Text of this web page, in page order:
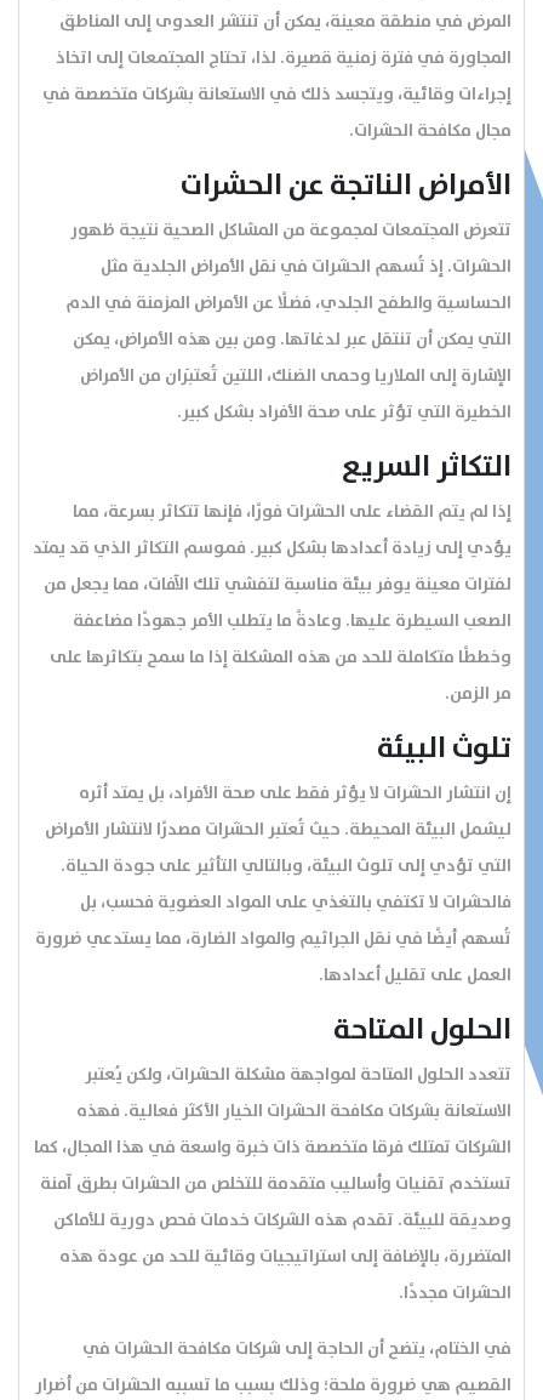
المرض في منطقة معينة، يمكن أن تنتشر العدوى إلى المناطق
المجاورة في فترة زمنية قصيرة. لذا، تحتاج المجتمعات إلى اتخاذ
إجراءات وقائية، ويتجسد ذلك في الاستعانة بشركات متخصصة في
مجال مكافحة الحشرات.
الأمراض الناتجة عن الحشرات
تتعرض المجتمعات لمجموعة من المشاكل الصحية نتيجة ظهور
الحشرات. إذ تُسهم الحشرات في نقل الأمراض الجلدية مثل
الحساسية والطفح الجلدي، فضلًا عن الأمراض المزمنة في الدم
التي يمكن أن تنتقل عبر لدغاتها. ومن بين هذه الأمراض، يمكن
الإشارة إلى الملاريا وحمى الضنك، اللتين تُعتبَران من الأمراض
الخطيرة التي تؤثر على صحة الأفراد بشكل كبير.
التكاثر السريع
إذا لم يتم القضاء على الحشرات فورًا، فإنها تتكاثر بسرعة، مما
يؤدي إلى زيادة أعدادها بشكل كبير. فموسم التكاثر الذي قد يمتد
لفترات معينة يوفر بيئة مناسبة لتفشي تلك الآفات، مما يجعل من
الصعب السيطرة عليها. وعادةً ما يتطلب الأمر جهودًا مضاعفة
وخططًا متكاملة للحد من هذه المشكلة إذا ما سمح بتكاثرها على
مر الزمن.
تلوث البيئة
إن انتشار الحشرات لا يؤثر فقط على صحة الأفراد، بل يمتد أثره
ليشمل البيئة المحيطة. حيث تُعتبر الحشرات مصدرًا لانتشار الأمراض
التي تؤدي إلى تلوث البيئة، وبالتالي التأثير على جودة الحياة.
فالحشرات لا تكتفي بالتغذي على المواد العضوية فحسب، بل
تُسهم أيضًا في نقل الجراثيم والمواد الضارة، مما يستدعي ضرورة
العمل على تقليل أعدادها.
الحلول المتاحة
تتعدد الحلول المتاحة لمواجهة مشكلة الحشرات، ولكن يُعتبر
الاستعانة بشركات مكافحة الحشرات الخيار الأكثر فعالية. فهذه
الشركات تمتلك فرقا متخصصة ذات خبرة واسعة في هذا المجال، كما
تستخدم تقنيات وأساليب متقدمة للتخلص من الحشرات بطرق آمنة
وصديقة للبيئة. تقدم هذه الشركات خدمات فحص دورية للأماكن
المتضررة، بالإضافة إلى استراتيجيات وقائية للحد من عودة هذه
الحشرات مجددًا.
في الختام، يتضح أن الحاجة إلى شركات مكافحة الحشرات في
القصيم هي ضرورة ملحة؛ وذلك بسبب ما تسببه الحشرات من أضرار